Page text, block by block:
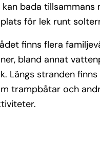
bada tillsammans
för lek runt
finns flera
bland annat
Längs stranden
trampbåtar och